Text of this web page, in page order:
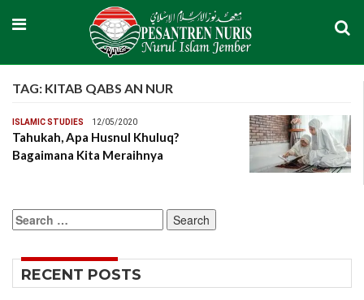
TAG: KITAB QABS AN NUR
ISLAMIC STUDIES 12/05/2020
Tahukah, Apa Husnul Khuluq?
Bagaimana Kita Meraihnya
Search
for:
RECENT POSTS